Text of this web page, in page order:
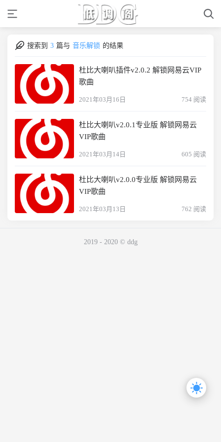
搜索到 3 篇与 音乐解锁 的结果
杜比大喇叭插件v2.0.2 解锁网易云VIP
歌曲
2021年03月16日 754 阅读
杜比大喇叭v2.0.1专业版 解锁网易云
VIP歌曲
2021年03月14日 605 阅读
杜比大喇叭v2.0.0专业版 解锁网易云
VIP歌曲
2021年03月13日 762 阅读
2019 - 2020 © ddg